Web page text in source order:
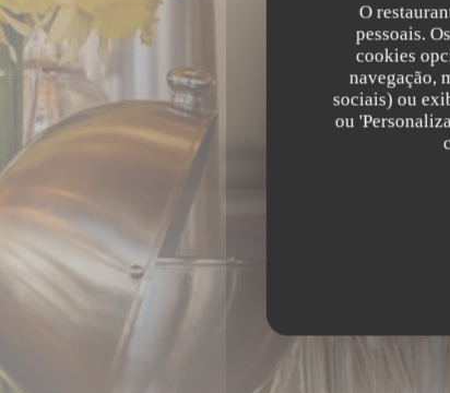
O
pessoais.
cookies
navegação,
sociais) ou
ou